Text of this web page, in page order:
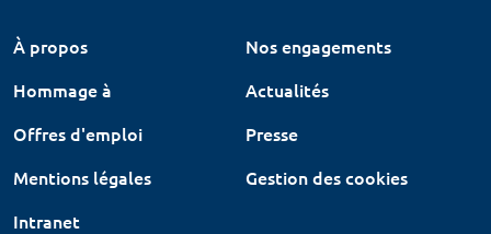
À propos
Nos engagements
Hommage à
Actualités
Offres d'emploi
Presse
Mentions légales
Gestion des cookies
Intranet